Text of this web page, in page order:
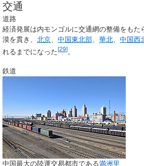
交通
道路
経済発展は内モンゴルに交通網の整備をもた
漠を貫き、 北京 中国東北部 華北 中国西
れるまでになった [29] 。
鉄道
中国最大の陸運交易都市である満洲里